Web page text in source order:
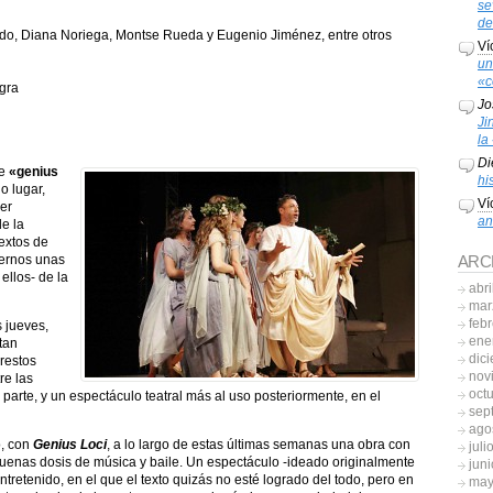
Diana Noriega, Montse Rueda y Eugenio Jiménez, entre otros
«genius
lugar,
la
de
unas
de la
las
y un espectáculo teatral más al uso posteriormente, en el
con Genius Loci, a lo largo de estas últimas semanas una obra con
dosis de música y baile. Un espectáculo -ideado originalmente
en el que el texto quizás no esté logrado del todo, pero en
la